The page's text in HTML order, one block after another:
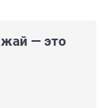
— это